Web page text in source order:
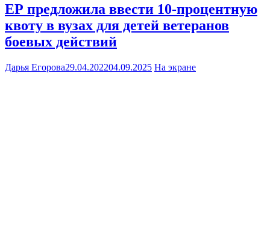
ЕР предложила ввести 10-процентную
квоту в вузах для детей ветеранов
боевых действий
Дарья Егорова29.04.202204.09.2025 На экране